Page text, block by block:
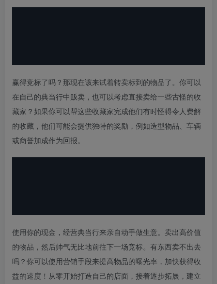
赢得竞标了吗？那现在该来试着转卖标到的物品了。你可以
在自己的典当行中贩卖，也可以考虑直接卖给一些古怪的收
藏家？如果你可以帮这些收藏家完成他们有时怪得令人费解
的收藏，他们可能会提供独特的奖励，例如造型物品、车辆
或商誉加成作为回报。
使用你的现金，经营典当行来亲自动手做生意。卖出高价值
的物品，然后帅气无比地前往下一场竞标。有东西卖不出去
吗？你可以使用营销手段来提高物品的曝光率，加快获得收
益的速度！从零开始打造自己的店面，接着逐步拓展，建立